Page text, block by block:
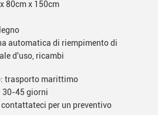
80cm x 150cm
automatica di riempimento di
d'uso, ricambi
trasporto marittimo
30-45 giorni
per un preventivo